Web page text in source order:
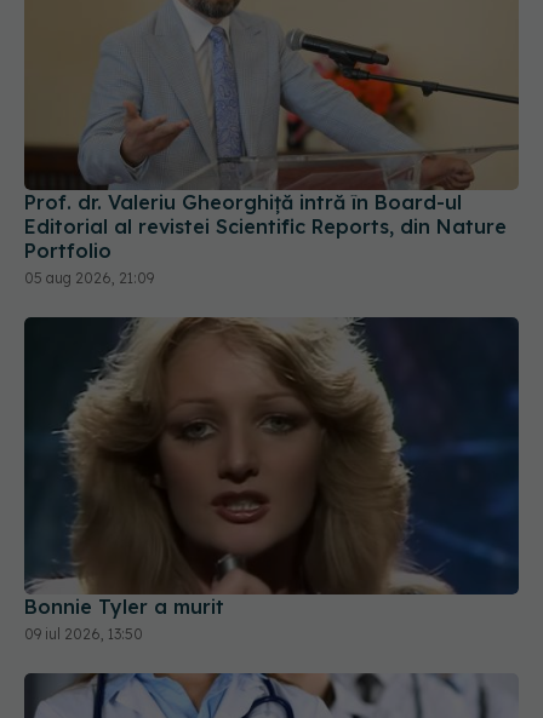
Prof. dr. Valeriu Gheorghiță intră în Board-ul
Editorial al revistei Scientific Reports, din Nature
Portfolio
05 aug 2026, 21:09
Bonnie Tyler a murit
09 iul 2026, 13:50